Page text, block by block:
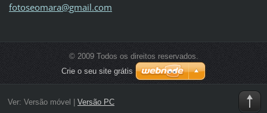
fotoseomara@gmail.com
© 2009 Todos os direitos reservados.
Crie o seu site grátis
Ver: Versão móvel Versão PC